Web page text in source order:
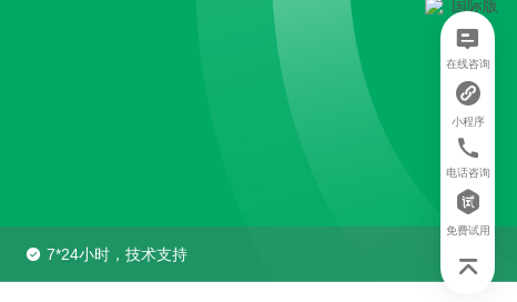
7*24小时，技术支持
在线咨询
小程序
电话咨询
免费试用